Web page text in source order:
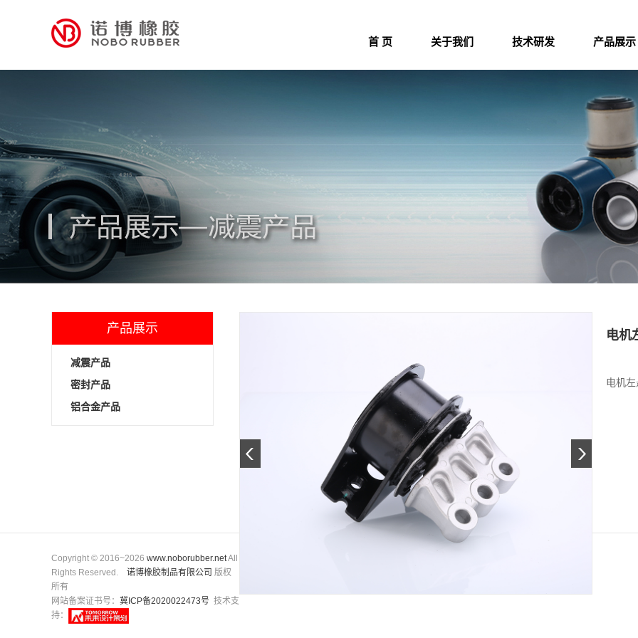
首 页 关于我们 技术研发 产品展示
产品展示
减震产品
密封产品
铝合金产品
电机
电机
Copyright © 2016~2026 www.noborubber.netAll
Rights Reserved. 诺博橡胶制品有限公司 版权
所有
网站备案证书号： 冀ICP备2020022473号 技术支
持：